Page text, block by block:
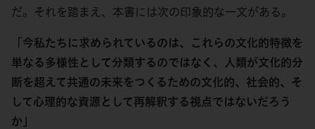
だ。それを踏まえ、本書には次の印象的な一文がある。
「今私たちに求められているのは、これらの文化的特徴を
単なる多様性として分類するのではなく、人類が文化的分
断を超えて共通の未来をつくるための文化的、社会的、そ
して心理的な資源として再解釈する視点ではないだろう
か」